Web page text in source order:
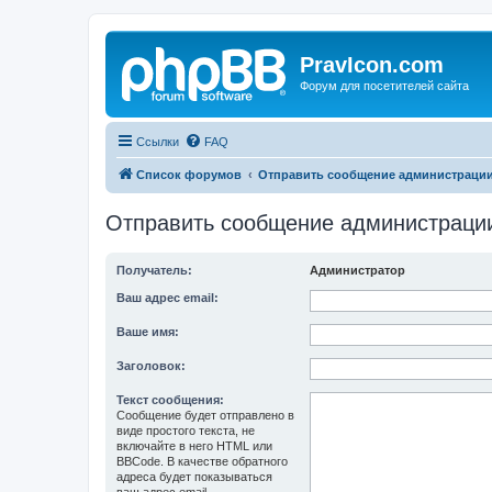
PravIcon.com
Форум для посетителей сайта
Ссылки FAQ
Список форумов Отправить сообщение
Отправить сообщение
Получатель: Администратор
Ваш адрес email:
Ваше имя:
Заголовок:
Текст сообщения:
Сообщение будет отправлено в
виде простого текста, не
включайте в него HTML или
BBCode. В качестве обратного
адреса будет показываться